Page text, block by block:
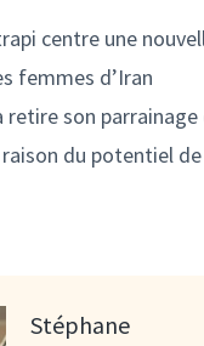
centre une
femmes d’Iran
retire son
du potentiel
Stéphane